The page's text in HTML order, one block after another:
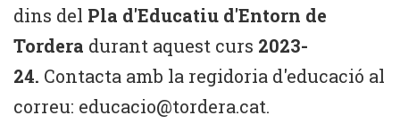
dins del Pla d'Educatiu d'Entorn de
Tordera durant aquest curs 2023-
24. Contacta amb la regidoria d'educació al
correu: educacio@tordera.cat.